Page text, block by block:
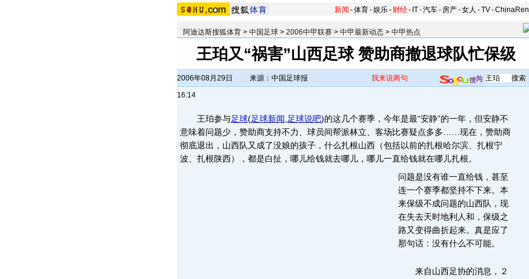
新闻 -体育-娱乐- 财经- IT-汽车- 房产-女人 -TV-ChinaRen
阿迪达斯搜狐体育 > 中国足球 > 2006中甲联赛 > 中甲最新动态 > 中甲热点
王珀又“祸害”山西足球 赞助商撤退球队忙保级
2006年08月29日
16:14
来源：中国足球报 我来说两句
王珀参与足球(足球新闻 足球说吧)的这几个赛季，今年是最“安静”的一年，但安静不
意味着问题少，赞助商支持不力、球员间帮派林立、客场比赛疑点多多……现在，赞助商
彻底退出，山西队又成了没娘的孩子，什么扎根山西（包括以前的扎根哈尔滨、扎根宁
波、扎根陕西），都是白扯，哪儿给钱就去哪儿，哪儿一直给钱就在哪儿扎根。
问题是没有谁一直给钱，甚至
连一个赛季都坚持不下来。本
来保级不成问题的山西队，现
在失去天时地利人和，保级之
路又变得曲折起来。真是应了
那句话：没有什么不可能。
来自山西足协的消息，２